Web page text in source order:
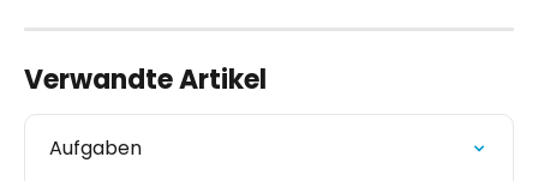
Verwandte Artikel
Aufgaben